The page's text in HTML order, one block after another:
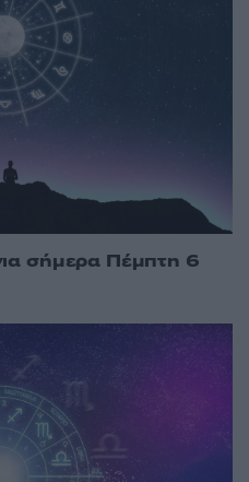
σήμερα Πέμπτη 6